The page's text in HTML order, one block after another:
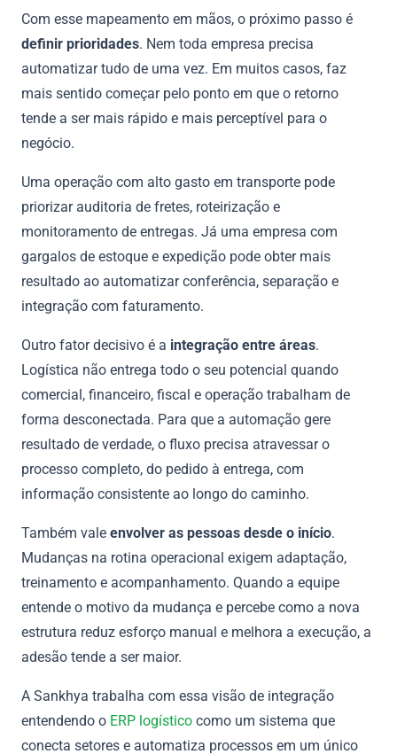
Com esse mapeamento em mãos, o próximo passo é
definir prioridades. Nem toda empresa precisa
automatizar tudo de uma vez. Em muitos casos, faz
mais sentido começar pelo ponto em que o retorno
tende a ser mais rápido e mais perceptível para o
negócio.
Uma operação com alto gasto em transporte pode
priorizar auditoria de fretes, roteirização e
monitoramento de entregas. Já uma empresa com
gargalos de estoque e expedição pode obter mais
resultado ao automatizar conferência, separação e
integração com faturamento.
Outro fator decisivo é a integração entre áreas.
Logística não entrega todo o seu potencial quando
comercial, financeiro, fiscal e operação trabalham de
forma desconectada. Para que a automação gere
resultado de verdade, o fluxo precisa atravessar o
processo completo, do pedido à entrega, com
informação consistente ao longo do caminho.
Também vale envolver as pessoas desde o início.
Mudanças na rotina operacional exigem adaptação,
treinamento e acompanhamento. Quando a equipe
entende o motivo da mudança e percebe como a nova
estrutura reduz esforço manual e melhora a execução, a
adesão tende a ser maior.
A Sankhya trabalha com essa visão de integração
entendendo o ERP logístico como um sistema que
conecta setores e automatiza processos em um único